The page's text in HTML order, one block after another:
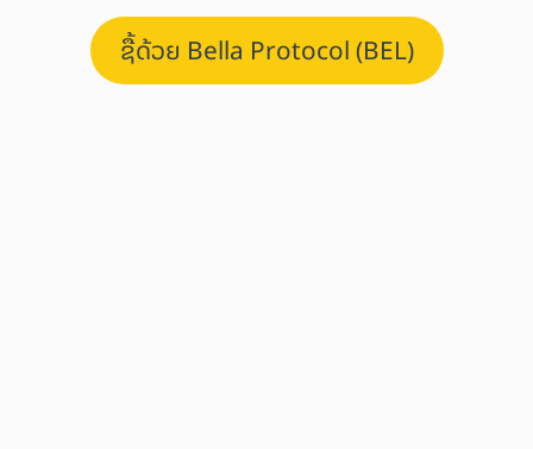
ຊື້ດ້ວຍ Bella Protocol (BEL)